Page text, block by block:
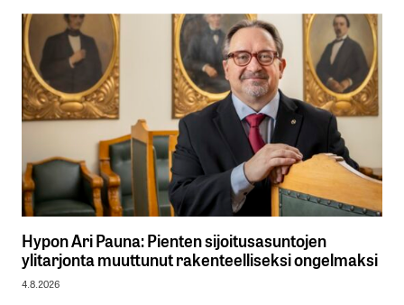
Hypon Ari Pauna: Pienten sijoitusasuntojen
ylitarjonta muuttunut rakenteelliseksi ongelmaksi
4.8.2026